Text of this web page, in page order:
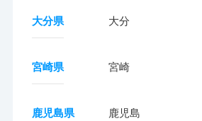
大分県 大分
宮崎県 宮崎
鹿児島県 鹿児島